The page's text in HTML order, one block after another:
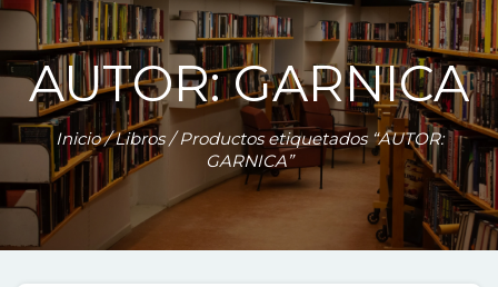
AUTOR: GARNICA
Inicio/Libros/ Productos etiquetados “AUTOR:
GARNICA”